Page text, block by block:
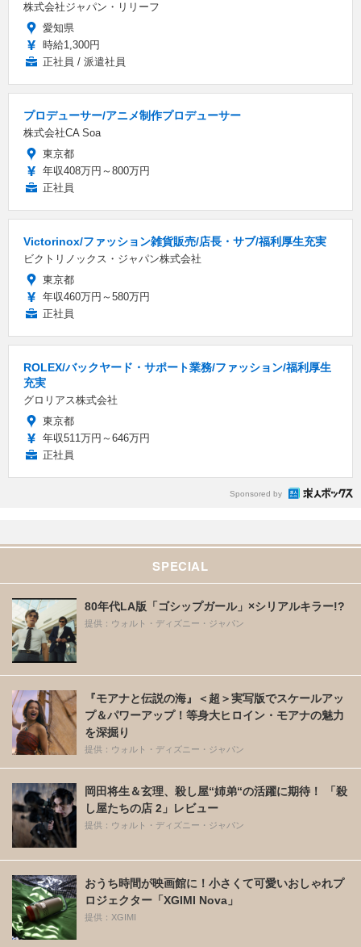
株式会社ジャパン・リリーフ
愛知県
時給1,300円
正社員 / 派遣社員
プロデューサー/アニメ制作プロデューサー
株式会社CA Soa
東京都
年収408万円～800万円
正社員
Victorinox/ファッション雑貨販売/店長・サブ/福利厚生充実
ビクトリノックス・ジャパン株式会社
東京都
年収460万円～580万円
正社員
ROLEX/バックヤード・サポート業務/ファッション/福利厚生
充実
グロリアス株式会社
東京都
年収511万円～646万円
正社員
Sponsored by
SPECIAL
80年代LA版「ゴシップガール」×シリアルキラー!?
提供：ウォルト・ディズニー・ジャパン
『モアナと伝説の海』＜超＞実写版でスケールアッ
プ＆パワーアップ！等身大ヒロイン・モアナの魅力
を深掘り
提供：ウォルト・ディズニー・ジャパン
岡田将生＆玄理、殺し屋“姉弟“の活躍に期待！ 「殺
し屋たちの店 2」レビュー
提供：ウォルト・ディズニー・ジャパン
おうち時間が映画館に！小さくて可愛いおしゃれプ
ロジェクター「XGIMI Nova」
提供：XGIMI